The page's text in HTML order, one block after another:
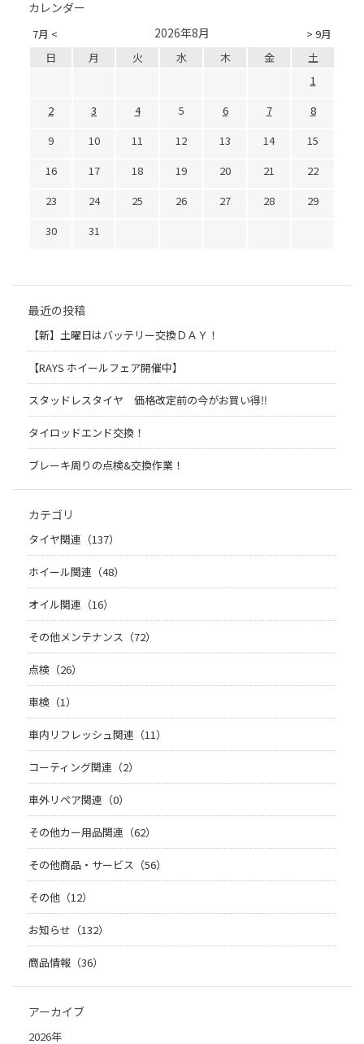
カレンダー
7月 < > 9月
2026年8月
日 月 火 水 木 金
土
1
2
3 4 5 6 7
8
9
10 11 12 13 14
15
16
17 18 19 20 21
22
23
24 25 26 27 28
29
30
31
最近の投稿
【新】土曜日はバッテリー交換ＤＡＹ！
【RAYS ホイールフェア開催中】
スタッドレスタイヤ 価格改定前の今がお買い得‼️
タイロッドエンド交換！
ブレーキ周りの点検&交換作業！
カテゴリ
タイヤ関連（137）
ホイール関連（48）
オイル関連（16）
その他メンテナンス（72）
点検（26）
車検（1）
車内リフレッシュ関連（11）
コーティング関連（2）
車外リペア関連（0）
その他カー用品関連（62）
その他商品・サービス（56）
その他（12）
お知らせ（132）
商品情報（36）
アーカイブ
2026年